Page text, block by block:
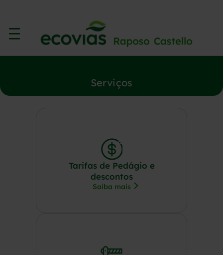
Serviços
Tarifas de Pedágio e
descontos
Saiba mais